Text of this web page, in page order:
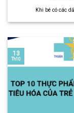
Khi bé có các
13
Th10